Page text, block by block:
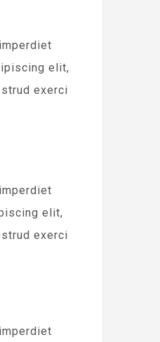
elit,
exerci
elit,
exerci